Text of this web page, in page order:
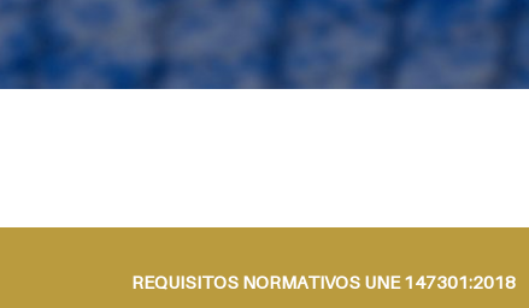
REQUISITOS NORMATIVOS UNE 147301:2018